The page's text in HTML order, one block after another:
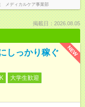
メディカルケア事業部
掲載日：2026.08.05
NEW
しっかり稼ぐ
大学生歓迎